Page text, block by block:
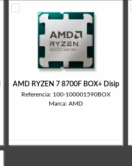
AMD RYZEN 7 8700F BOX+ Disip
Referencia: 100-100001590BOX
Marca: AMD